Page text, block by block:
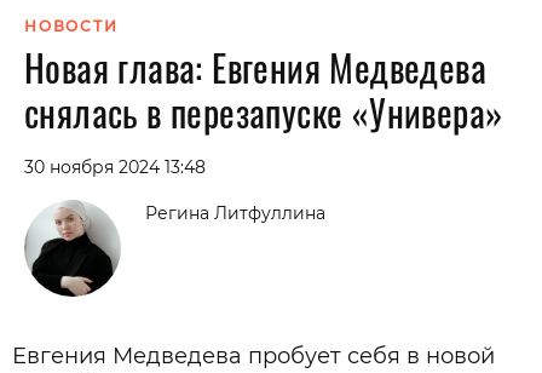
СПЕЦПРОЕКТЫ
ИНТЕРВЬЮ
ПОКОЛЕНИЕ
НОВОСТИ
Новая глава: Евгения Медведева
снялась в перезапуске «Универа»
30 ноября 2024 13:48
Регина Литфуллина
Евгения Медведева пробует себя в новой